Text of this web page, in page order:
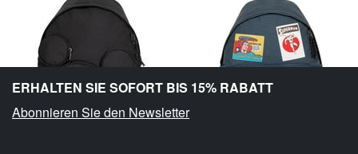
ERHALTEN SIE SOFORT BIS 15% RABATT
Abonnieren Sie den Newsletter